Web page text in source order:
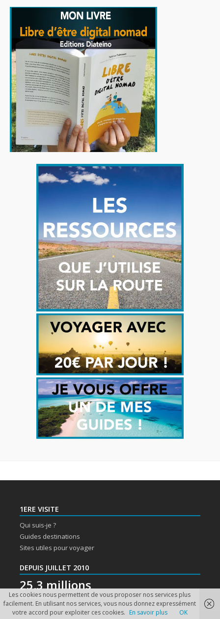
1ERE VISITE
Qui suis-je ?
Guides destinations
Sites utiles pour voyager
DEPUIS JUILLET 2010
25.3 millions
de visiteurs
Les cookies nous permettent de vous proposer nos services plus
facilement. En utilisant nos services, vous nous donnez expressément
votre accord pour exploiter ces cookies. En savoir plus OK